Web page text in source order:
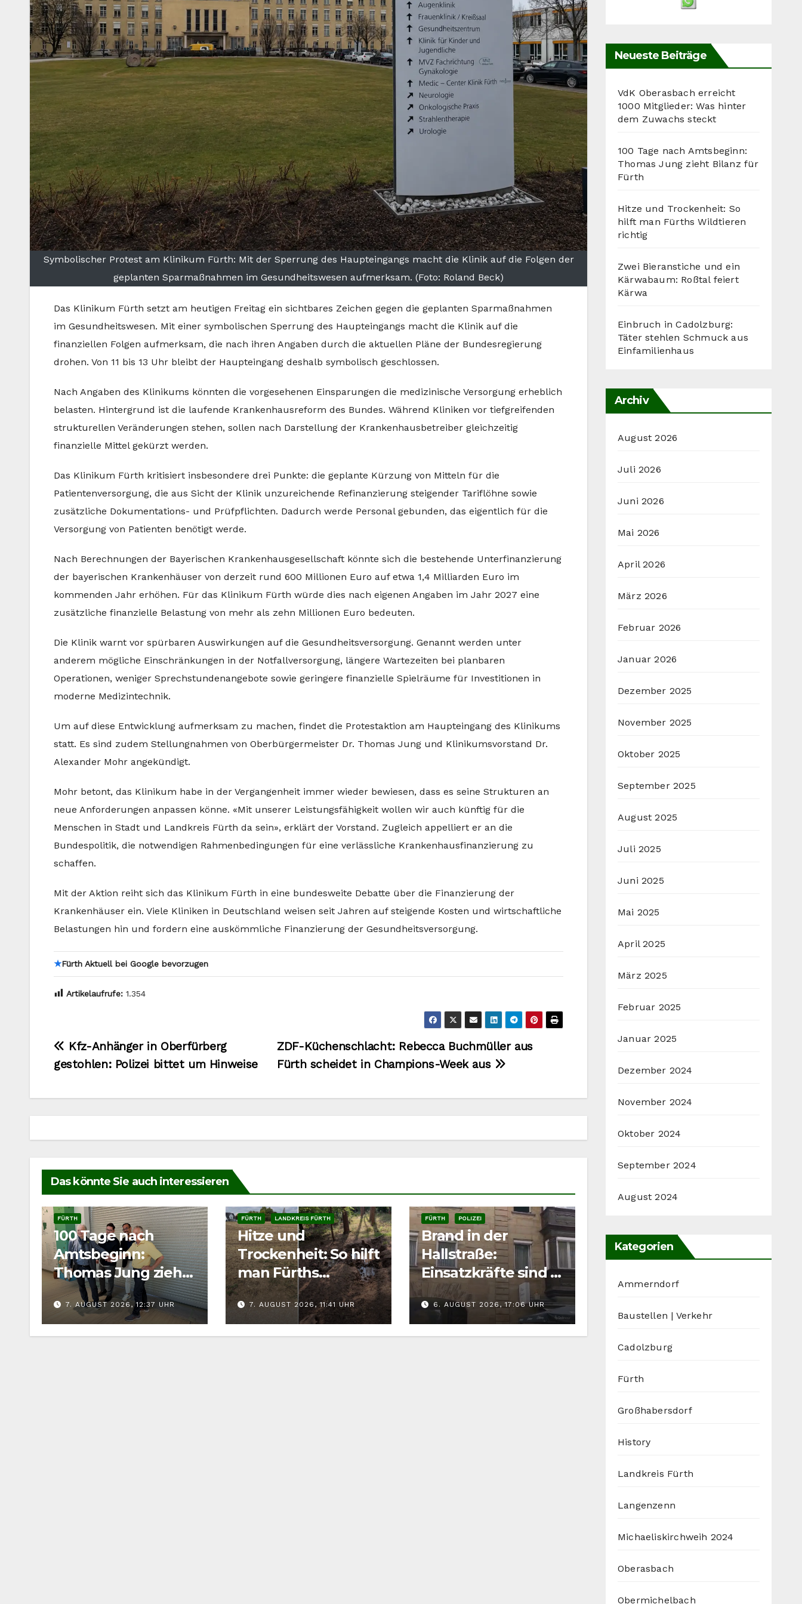
Symbolischer Protest am Klinikum Fürth: Mit der Sperrung des Haupteingangs macht die Klinik auf die Folgen der
geplanten Sparmaßnahmen im Gesundheitswesen aufmerksam. (Foto: Roland Beck)
Das Klinikum Fürth setzt am heutigen Freitag ein sichtbares Zeichen gegen die geplanten Sparmaßnahmen
im Gesundheitswesen. Mit einer symbolischen Sperrung des Haupteingangs macht die Klinik auf die
finanziellen Folgen aufmerksam, die nach ihren Angaben durch die aktuellen Pläne der Bundesregierung
drohen. Von 11 bis 13 Uhr bleibt der Haupteingang deshalb symbolisch geschlossen.
Nach Angaben des Klinikums könnten die vorgesehenen Einsparungen die medizinische Versorgung erheblich
belasten. Hintergrund ist die laufende Krankenhausreform des Bundes. Während Kliniken vor tiefgreifenden
strukturellen Veränderungen stehen, sollen nach Darstellung der Krankenhausbetreiber gleichzeitig
finanzielle Mittel gekürzt werden.
Das Klinikum Fürth kritisiert insbesondere drei Punkte: die geplante Kürzung von Mitteln für die
Patientenversorgung, die aus Sicht der Klinik unzureichende Refinanzierung steigender Tariflöhne sowie
zusätzliche Dokumentations- und Prüfpflichten. Dadurch werde Personal gebunden, das eigentlich für die
Versorgung von Patienten benötigt werde.
Nach Berechnungen der Bayerischen Krankenhausgesellschaft könnte sich die bestehende Unterfinanzierung
der bayerischen Krankenhäuser von derzeit rund 600 Millionen Euro auf etwa 1,4 Milliarden Euro im
kommenden Jahr erhöhen. Für das Klinikum Fürth würde dies nach eigenen Angaben im Jahr 2027 eine
zusätzliche finanzielle Belastung von mehr als zehn Millionen Euro bedeuten.
Die Klinik warnt vor spürbaren Auswirkungen auf die Gesundheitsversorgung. Genannt werden unter
anderem mögliche Einschränkungen in der Notfallversorgung, längere Wartezeiten bei planbaren
Operationen, weniger Sprechstundenangebote sowie geringere finanzielle Spielräume für Investitionen in
moderne Medizintechnik.
Um auf diese Entwicklung aufmerksam zu machen, findet die Protestaktion am Haupteingang des Klinikums
statt. Es sind zudem Stellungnahmen von Oberbürgermeister Dr. Thomas Jung und Klinikumsvorstand Dr.
Alexander Mohr angekündigt.
Mohr betont, das Klinikum habe in der Vergangenheit immer wieder bewiesen, dass es seine Strukturen an
neue Anforderungen anpassen könne. «Mit unserer Leistungsfähigkeit wollen wir auch künftig für die
Menschen in Stadt und Landkreis Fürth da sein», erklärt der Vorstand. Zugleich appelliert er an die
Bundespolitik, die notwendigen Rahmenbedingungen für eine verlässliche Krankenhausfinanzierung zu
schaffen.
Mit der Aktion reiht sich das Klinikum Fürth in eine bundesweite Debatte über die Finanzierung der
Krankenhäuser ein. Viele Kliniken in Deutschland weisen seit Jahren auf steigende Kosten und wirtschaftliche
Belastungen hin und fordern eine auskömmliche Finanzierung der Gesundheitsversorgung.
★Fürth Aktuell bei Google bevorzugen
Artikelaufrufe: 1.354
Beitragsnavigation
ZDF-Küchenschlacht: Rebecca Buchmüller aus
Fürth scheidet in Champions-Week aus
Kfz-Anhänger in Oberfürberg
gestohlen: Polizei bittet um Hinweise
Das könnte Sie auch interessieren
FÜRTH
100 Tage nach
Amtsbeginn:
Thomas Jung zieht
Bilanz für Fürth
7. AUGUST 2026, 12:37 UHR
FÜRTH LANDKREIS FÜRTH
Hitze und
Trockenheit: So hilft
man Fürths
Wildtieren richtig
7. AUGUST 2026, 11:41 UHR
FÜRTH POLIZEI
Brand in der
Hallstraße:
Einsatzkräfte sind in
der Fürther
Innenstadt
gefordert
6. AUGUST 2026, 17:06 UHR
Neueste Beiträge
VdK Oberasbach erreicht
1000 Mitglieder: Was hinter
dem Zuwachs steckt
100 Tage nach Amtsbeginn:
Thomas Jung zieht Bilanz für
Fürth
Hitze und Trockenheit: So
hilft man Fürths Wildtieren
richtig
Zwei Bieranstiche und ein
Kärwabaum: Roßtal feiert
Kärwa
Einbruch in Cadolzburg:
Täter stehlen Schmuck aus
Einfamilienhaus
Archiv
August 2026
Juli 2026
Juni 2026
Mai 2026
April 2026
März 2026
Februar 2026
Januar 2026
Dezember 2025
November 2025
Oktober 2025
September 2025
August 2025
Juli 2025
Juni 2025
Mai 2025
April 2025
März 2025
Februar 2025
Januar 2025
Dezember 2024
November 2024
Oktober 2024
September 2024
August 2024
Kategorien
Ammerndorf
Baustellen | Verkehr
Cadolzburg
Fürth
Großhabersdorf
History
Landkreis Fürth
Langenzenn
Michaeliskirchweih 2024
Oberasbach
Obermichelbach